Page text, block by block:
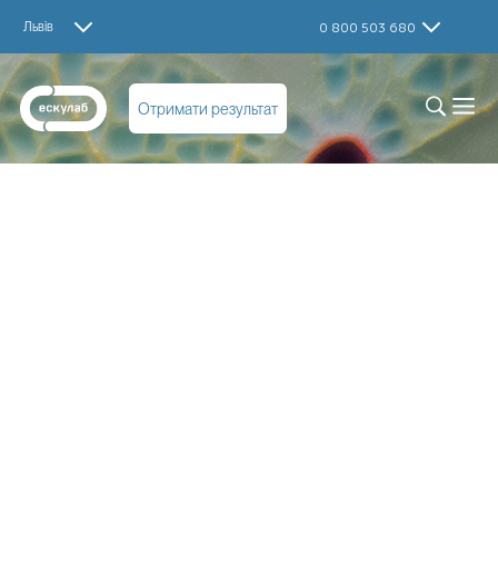
Львів 0 800 503 680
Отримати результат